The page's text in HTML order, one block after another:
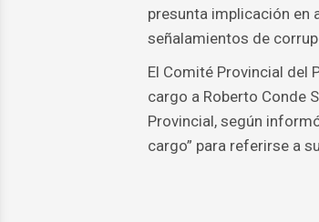
presunta implicación en
señalamientos de
El Comité Provincial del
cargo a Roberto Conde
Provincial, según
cargo” para referirse a